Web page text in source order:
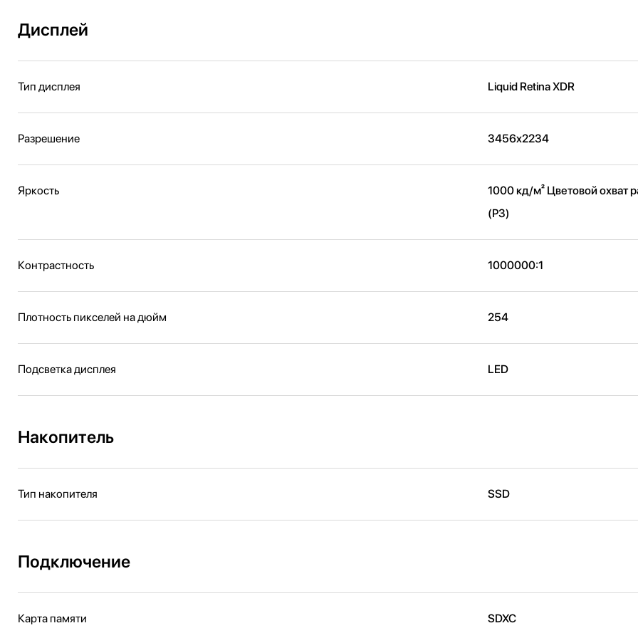
Дисплей
Тип дисплея Liquid Retina XDR
Разрешение 3456x2234
Яркость
1000 кд/м² Цветовой охват
(P3)
Контрастность 1000000:1
Плотность пикселей на дюйм 254
Подсветка дисплея LED
Накопитель
Тип накопителя SSD
Подключение
Карта памяти SDXC